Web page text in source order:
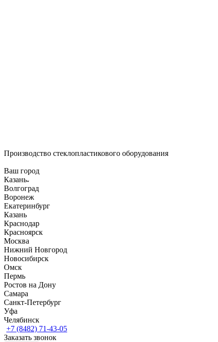
Производство стеклопластикового оборудования
Ваш город
Казань
Волгоград
Воронеж
Екатеринбург
Казань
Краснодар
Красноярск
Москва
Нижний Новгород
Новосибирск
Омск
Пермь
Ростов на Дону
Самара
Санкт-Петербург
Уфа
Челябинск
+7 (8482) 71-43-05
Заказать звонок